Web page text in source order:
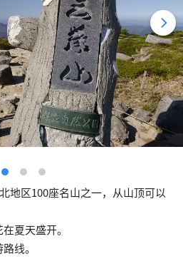
地区100座名山之一，从山顶可以
夏天盛开。
线。